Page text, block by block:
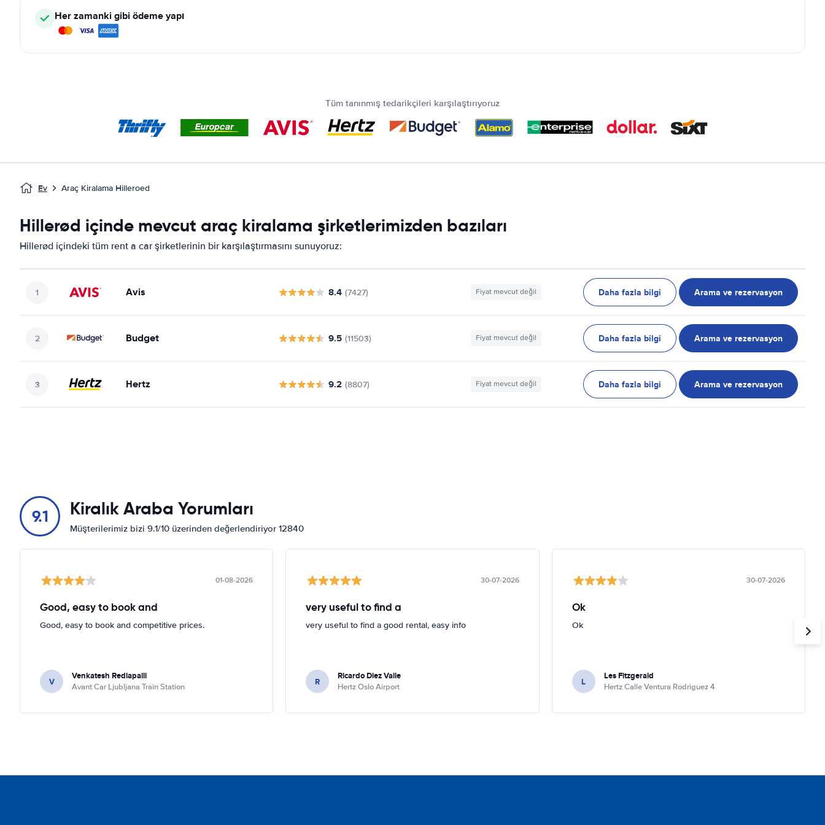
Her zamanki gibi ödeme yapı
Tüm tanınmış tedarikçileri karşılaştırıyoruz
Ev Araç Kiralama Hilleroed
Hillerød içinde mevcut araç kiralama şirketlerimizden bazıları
Hillerød içindeki tüm rent a car şirketlerinin bir karşılaştırmasını sunuyoruz:
Avis 8.4 (7427) Fiyat mevcut değil Daha fazla bilgi Arama ve rezervasyon
Budget 9.5 (11503) Fiyat mevcut değil Daha fazla bilgi Arama ve rezervasyon
Hertz 9.2 (8807) Fiyat mevcut değil Daha fazla bilgi Arama ve rezervasyon
9.1 Kiralık Araba Yorumları
Müşterilerimiz bizi 9.1/10 üzerinden değerlendiriyor 12840
01-08-2026
Good, easy to book and
Good, easy to book and competitive prices.
V Venkatesh Redlapalli
Avant Car Ljubljana Train Station
30-07-2026
very useful to find a
very useful to find a good rental, easy info
R Ricardo Diez Valle
Hertz Oslo Airport
30-07-2026
Ok
Ok
L Les Fitzgerald
Hertz Calle Ventura Rodriguez 4